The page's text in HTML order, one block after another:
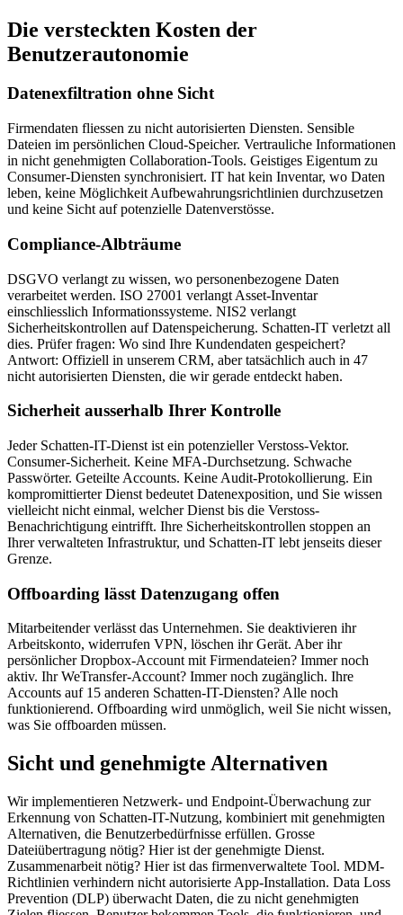
Die versteckten Kosten der
Benutzerautonomie
Datenexfiltration ohne Sicht
Firmendaten fliessen zu nicht autorisierten Diensten. Sensible
Dateien im persönlichen Cloud-Speicher. Vertrauliche Informationen
in nicht genehmigten Collaboration-Tools. Geistiges Eigentum zu
Consumer-Diensten synchronisiert. IT hat kein Inventar, wo Daten
leben, keine Möglichkeit Aufbewahrungsrichtlinien durchzusetzen
und keine Sicht auf potenzielle Datenverstösse.
Compliance-Albträume
DSGVO verlangt zu wissen, wo personenbezogene Daten
verarbeitet werden. ISO 27001 verlangt Asset-Inventar
einschliesslich Informationssysteme. NIS2 verlangt
Sicherheitskontrollen auf Datenspeicherung. Schatten-IT verletzt all
dies. Prüfer fragen: Wo sind Ihre Kundendaten gespeichert?
Antwort: Offiziell in unserem CRM, aber tatsächlich auch in 47
nicht autorisierten Diensten, die wir gerade entdeckt haben.
Sicherheit ausserhalb Ihrer Kontrolle
Jeder Schatten-IT-Dienst ist ein potenzieller Verstoss-Vektor.
Consumer-Sicherheit. Keine MFA-Durchsetzung. Schwache
Passwörter. Geteilte Accounts. Keine Audit-Protokollierung. Ein
kompromittierter Dienst bedeutet Datenexposition, und Sie wissen
vielleicht nicht einmal, welcher Dienst bis die Verstoss-
Benachrichtigung eintrifft. Ihre Sicherheitskontrollen stoppen an
Ihrer verwalteten Infrastruktur, und Schatten-IT lebt jenseits dieser
Grenze.
Offboarding lässt Datenzugang offen
Mitarbeitender verlässt das Unternehmen. Sie deaktivieren ihr
Arbeitskonto, widerrufen VPN, löschen ihr Gerät. Aber ihr
persönlicher Dropbox-Account mit Firmendateien? Immer noch
aktiv. Ihr WeTransfer-Account? Immer noch zugänglich. Ihre
Accounts auf 15 anderen Schatten-IT-Diensten? Alle noch
funktionierend. Offboarding wird unmöglich, weil Sie nicht wissen,
was Sie offboarden müssen.
Sicht und genehmigte Alternativen
Wir implementieren Netzwerk- und Endpoint-Überwachung zur
Erkennung von Schatten-IT-Nutzung, kombiniert mit genehmigten
Alternativen, die Benutzerbedürfnisse erfüllen. Grosse
Dateiübertragung nötig? Hier ist der genehmigte Dienst.
Zusammenarbeit nötig? Hier ist das firmenverwaltete Tool. MDM-
Richtlinien verhindern nicht autorisierte App-Installation. Data Loss
Prevention (DLP) überwacht Daten, die zu nicht genehmigten